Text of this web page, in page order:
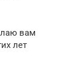
вам
лет